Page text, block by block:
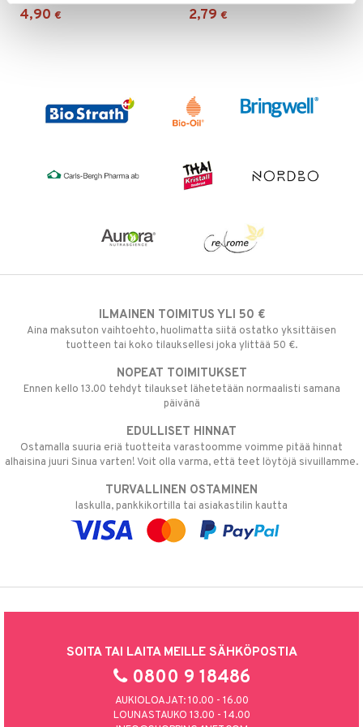
4,90 € 2,79 €
ILMAINEN TOIMITUS YLI 50 €
Aina maksuton vaihtoehto, huolimatta siitä ostatko yksittäisen
tuotteen tai koko tilauksellesi joka ylittää 50 €.
NOPEAT TOIMITUKSET
Ennen kello 13.00 tehdyt tilaukset lähetetään normaalisti samana
päivänä
EDULLISET HINNAT
Ostamalla suuria eriä tuotteita varastoomme voimme pitää hinnat
alhaisina juuri Sinua varten! Voit olla varma, että teet löytöjä sivuillamme.
TURVALLINEN OSTAMINEN
laskulla, pankkikortilla tai asiakastilin kautta
SOITA TAI LAITA MEILLE SÄHKÖPOSTIA
0800 9 18486
AUKIOLOAJAT: 10.00 - 16.00
LOUNASTAUKO 13.00 - 14.00